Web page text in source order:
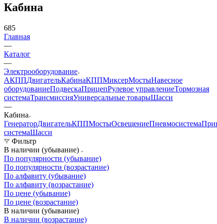
Кабина
685
Главная
—
Каталог
—
Электрооборудование
АКППДвигательКабинаКППМиксерМостыНавесное
оборудованиеПодвескаПрицепРулевое управлениеТормозная
системаТрансмиссияУниверсальные товарыШасси
—
Кабина
ГенераторДвигательКППМостыОсвещениеПневмосистема
системаШасси
Фильтр
В наличии (убывание)
По популярности (убывание)
По популярности (возрастание)
По алфавиту (убывание)
По алфавиту (возрастание)
По цене (убывание)
По цене (возрастание)
В наличии (убывание)
В наличии (возрастание)